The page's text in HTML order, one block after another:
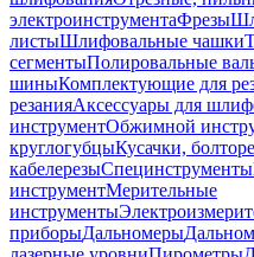
электроинструментаФрезы
листыШлифовальные чашки
сегментыПолировальные
шиныКомплектующие для
резанияАксессуары для
инструментОбжимной
круглогубцыКусачки,
кабелерезыСпецинструменты
инструментМерительные
инструменты
приборыДальномеры